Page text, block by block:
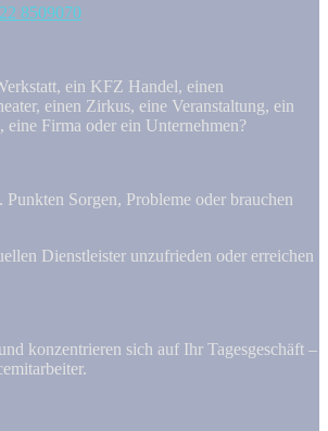
8509070
ein KFZ Handel, einen
einen Zirkus, eine Veranstaltung, ein
eine Firma oder ein Unternehmen?
Punkten Sorgen, Probleme oder brauchen
Dienstleister unzufrieden oder erreichen
konzentrieren sich auf Ihr Tagesgeschäft –